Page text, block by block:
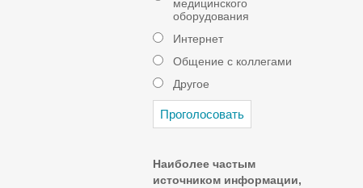
медицинского
оборудования
Интернет
Общение с коллегами
Другое
Наиболее частым
источником информации,